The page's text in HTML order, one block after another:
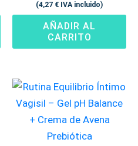
(4,27 € IVA incluido)
AÑADIR AL
CARRITO